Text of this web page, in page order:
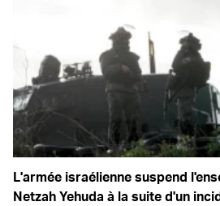
L'armée israélienne suspend
Netzah Yehuda à la suite d'un